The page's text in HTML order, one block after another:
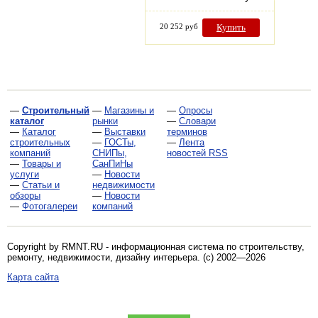
20 252 руб Купить
— Строительный
каталог
— Каталог
строительных
компаний
— Товары и
услуги
— Статьи и
обзоры
— Фотогалереи
— Магазины и
рынки
— Выставки
— ГОСТы,
СНИПы,
СанПиНы
— Новости
недвижимости
— Новости
компаний
— Опросы
— Словари
терминов
— Лента
новостей RSS
Copyright by RMNT.RU - информационная система по строительству,
ремонту, недвижимости, дизайну интерьера. (c) 2002—2026
Карта сайта